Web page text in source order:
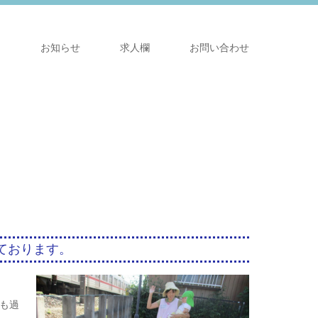
お知らせ 求人欄 お問い合わせ
ります。
過